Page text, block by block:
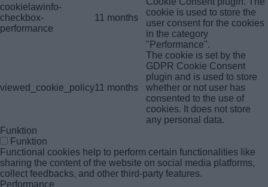
cookielawinfo-
checkbox-
performance
11 months
cookie is used to store the
user consent for the cookies
in the category
"Performance".
viewed_cookie_policy11 months
The cookie is set by the
GDPR Cookie Consent
plugin and is used to store
whether or not user has
consented to the use of
cookies. It does not store
any personal data.
Funktion
Funktion
Functional cookies help to perform certain functionalities like
sharing the content of the website on social media platforms,
collect feedbacks, and other third-party features.
Performance